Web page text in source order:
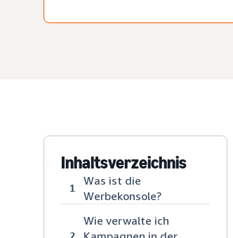
Inhaltsverzeichnis
1
Was ist die
Werbekonsole?
2
Wie verwalte ich